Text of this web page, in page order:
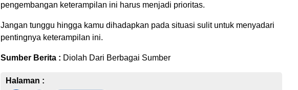
pengembangan keterampilan ini harus menjadi prioritas.
Jangan tunggu hingga kamu dihadapkan pada situasi sulit untuk menyadari
pentingnya keterampilan ini.
Sumber Berita : Diolah Dari Berbagai Sumber
Halaman :